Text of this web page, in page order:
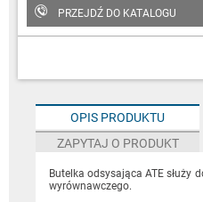
PRZEJDŹ DO KATALOGU
OPIS PRODUKTU
ZAPYTAJ O PRODUKT
Butelka odsysająca ATE służy
wyrównawczego.